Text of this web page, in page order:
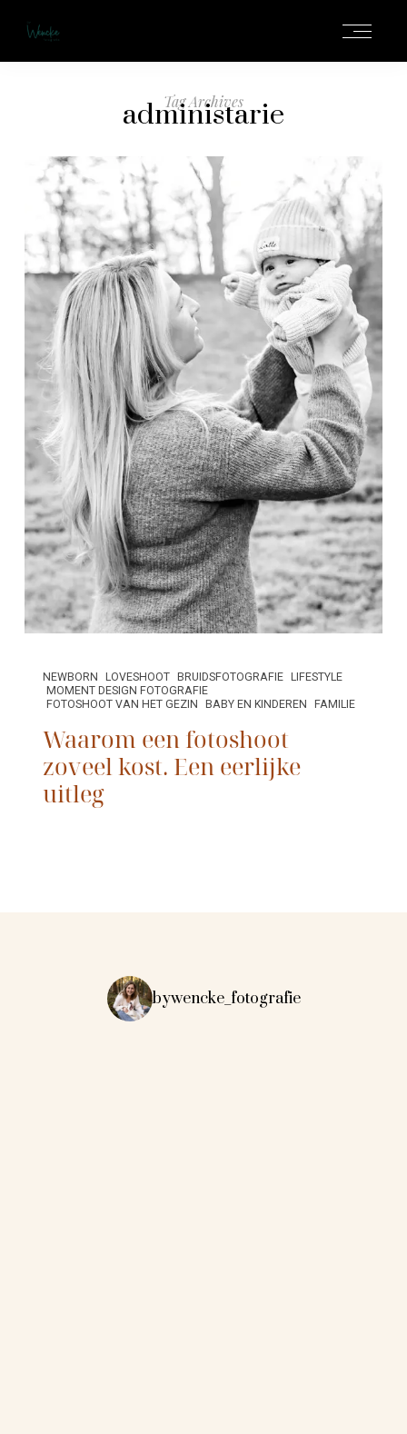
Tag Archives
administarie
NEWBORN LOVESHOOT BRUIDSFOTOGRAFIE LIFESTYLE
MOMENT DESIGN FOTOGRAFIE
FOTOSHOOT VAN HET GEZIN BABY EN KINDEREN FAMILIE
Waarom een fotoshoot
zoveel kost. Een eerlijke
uitleg
bywencke_fotografie